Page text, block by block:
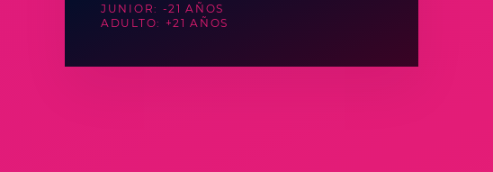
JUNIOR: -21 AÑOS
ADULTO: +21 AÑOS